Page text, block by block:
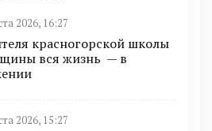
2026, 16:27
красногорской школы
вся жизнь — в
2026, 15:27